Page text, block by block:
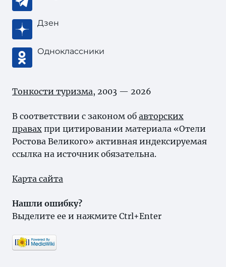
Дзен
Одноклассники
Тонкости туризма, 2003 — 2026
В соответствии с законом об авторских
правах при цитировании материала «Отели
Ростова Великого» активная индексируемая
ссылка на источник обязательна.
Карта сайта
Нашли ошибку?
Выделите ее и нажмите Ctrl+Enter